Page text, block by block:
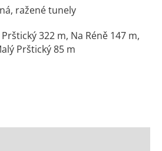
ražené tunely
322 m, Na Réně 147 m,
Prštický 85 m